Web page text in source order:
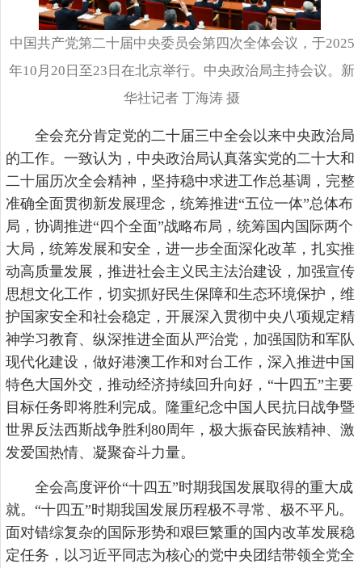
中国共产党第二十届中央委员会第四次全体会议，于2025
年10月20日至23日在北京举行。中央政治局主持会议。新
华社记者 丁海涛 摄
全会充分肯定党的二十届三中全会以来中央政治局
的工作。一致认为，中央政治局认真落实党的二十大和
二十届历次全会精神，坚持稳中求进工作总基调，完整
准确全面贯彻新发展理念，统筹推进“五位一体”总体布
局，协调推进“四个全面”战略布局，统筹国内国际两个
大局，统筹发展和安全，进一步全面深化改革，扎实推
动高质量发展，推进社会主义民主法治建设，加强宣传
思想文化工作，切实抓好民生保障和生态环境保护，维
护国家安全和社会稳定，开展深入贯彻中央八项规定精
神学习教育、纵深推进全面从严治党，加强国防和军队
现代化建设，做好港澳工作和对台工作，深入推进中国
特色大国外交，推动经济持续回升向好，“十四五”主要
目标任务即将胜利完成。隆重纪念中国人民抗日战争暨
世界反法西斯战争胜利80周年，极大振奋民族精神、激
发爱国热情、凝聚奋斗力量。
全会高度评价“十四五”时期我国发展取得的重大成
就。“十四五”时期我国发展历程极不寻常、极不平凡。
面对错综复杂的国际形势和艰巨繁重的国内改革发展稳
定任务，以习近平同志为核心的党中央团结带领全党全